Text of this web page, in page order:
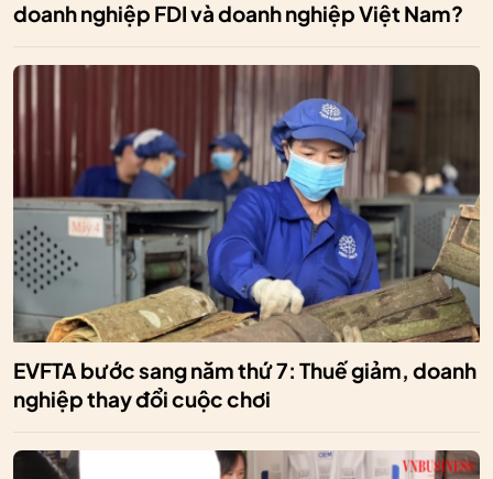
doanh nghiệp FDI và doanh nghiệp Việt Nam?
EVFTA bước sang năm thứ 7: Thuế giảm, doanh
nghiệp thay đổi cuộc chơi